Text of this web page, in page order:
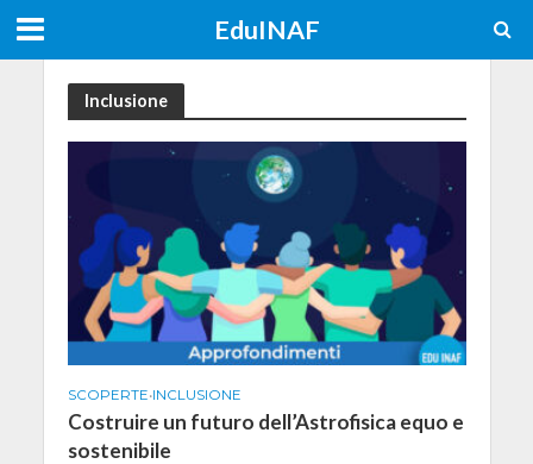
EduINAF
Inclusione
SCOPERTE•INCLUSIONE
Costruire un futuro dell’Astrofisica equo e
sostenibile